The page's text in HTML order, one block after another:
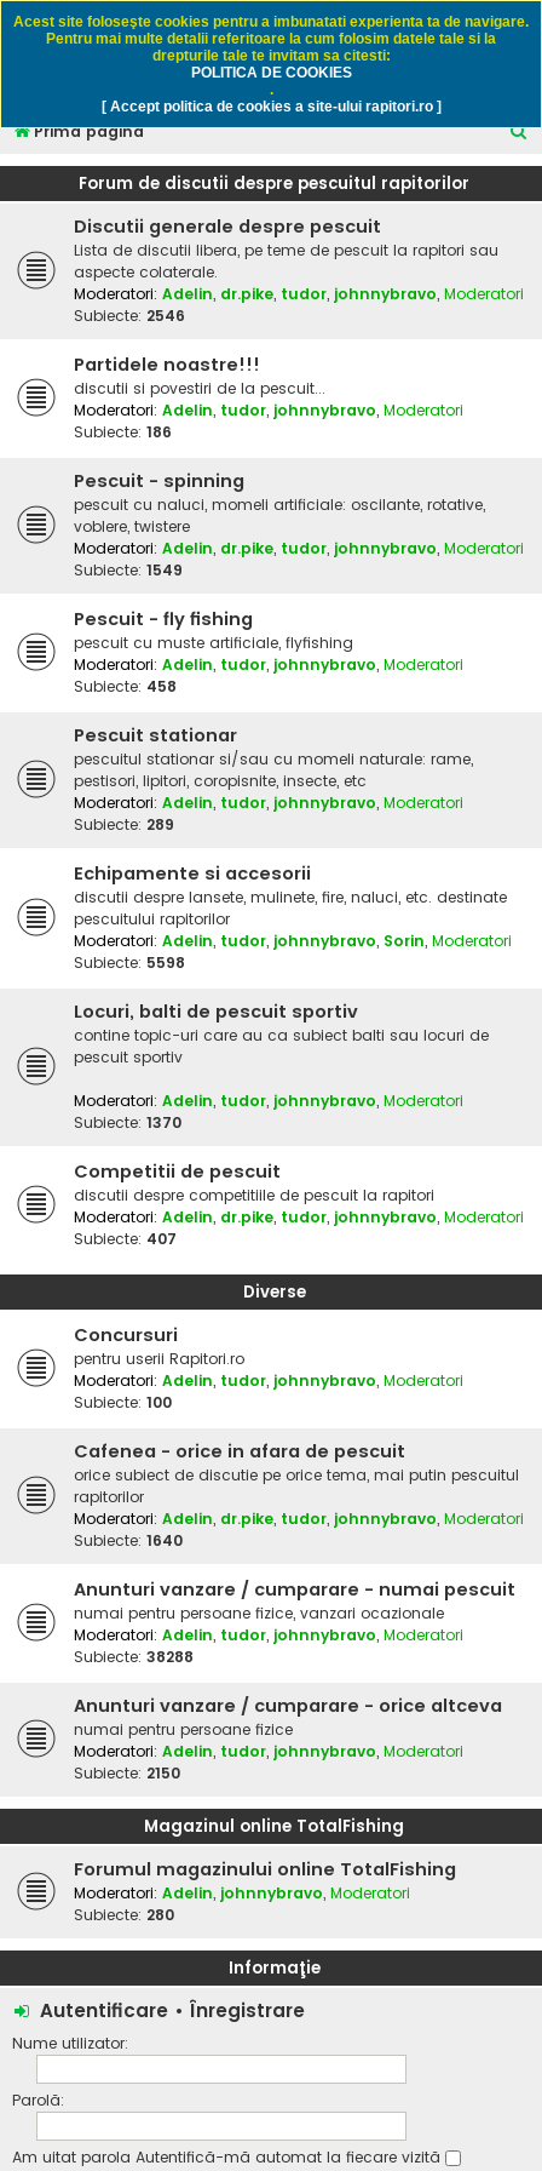
Rapitori.ro - Pescuit sportiv
Prima pagină
C
ă
Forum de discutii despre pescuitul rapitorilor
Discutii generale despre pescuit
Lista de discutii libera, pe teme de pescuit la rapitori sau
aspecte colaterale.
Moderatori: Adelin, dr.pike, tudor, johnnybravo, Moderatori
Subiecte: 2546
Partidele noastre!!!
discutii si povestiri de la pescuit...
Moderatori: Adelin, tudor, johnnybravo, Moderatori
Subiecte: 186
Pescuit - spinning
pescuit cu naluci, momeli artificiale: oscilante, rotative,
voblere, twistere
Moderatori: Adelin, dr.pike, tudor, johnnybravo, Moderatori
Subiecte: 1549
Pescuit - fly fishing
pescuit cu muste artificiale, flyfishing
Moderatori: Adelin, tudor, johnnybravo, Moderatori
Subiecte: 458
Pescuit stationar
pescuitul stationar si/sau cu momeli naturale: rame,
pestisori, lipitori, coropisnite, insecte, etc
Moderatori: Adelin, tudor, johnnybravo, Moderatori
Subiecte: 289
Echipamente si accesorii
discutii despre lansete, mulinete, fire, naluci, etc. destinate
pescuitului rapitorilor
Moderatori: Adelin, tudor, johnnybravo, Sorin, Moderatori
Subiecte: 5598
Locuri, balti de pescuit sportiv
contine topic-uri care au ca subiect balti sau locuri de
pescuit sportiv
Moderatori: Adelin, tudor, johnnybravo, Moderatori
Subiecte: 1370
Competitii de pescuit
discutii despre competitiile de pescuit la rapitori
Moderatori: Adelin, dr.pike, tudor, johnnybravo, Moderatori
Subiecte: 407
Diverse
Concursuri
pentru userii Rapitori.ro
Moderatori: Adelin, tudor, johnnybravo, Moderatori
Subiecte: 100
Cafenea - orice in afara de pescuit
orice subiect de discutie pe orice tema, mai putin pescuitul
rapitorilor
Moderatori: Adelin, dr.pike, tudor, johnnybravo, Moderatori
Subiecte: 1640
Anunturi vanzare / cumparare - numai pescuit
numai pentru persoane fizice, vanzari ocazionale
Moderatori: Adelin, tudor, johnnybravo, Moderatori
Subiecte: 38288
Anunturi vanzare / cumparare - orice altceva
numai pentru persoane fizice
Moderatori: Adelin, tudor, johnnybravo, Moderatori
Subiecte: 2150
Magazinul online TotalFishing
Forumul magazinului online TotalFishing
Moderatori: Adelin, johnnybravo, Moderatori
Subiecte: 280
Informaţie
Autentificare • Înregistrare
Nume utilizator:
Parolă:
Am uitat parola Autentifică-mă automat la fiecare vizită
Acest site foloseşte cookies pentru a imbunatati experienta ta de navigare.
Pentru mai multe detalii referitoare la cum folosim datele tale si la
drepturile tale te invitam sa citesti:
POLITICA DE COOKIES
.
[ Accept politica de cookies a site-ului rapitori.ro ]